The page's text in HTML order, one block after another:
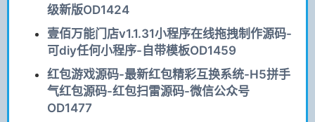
级新版OD1424
壹佰万能门店v1.1.31小程序在线拖拽制作源码-
可diy任何小程序-自带模板OD1459
红包游戏源码-最新红包精彩互换系统-H5拼手
气红包源码-红包扫雷源码-微信公众号
OD1477